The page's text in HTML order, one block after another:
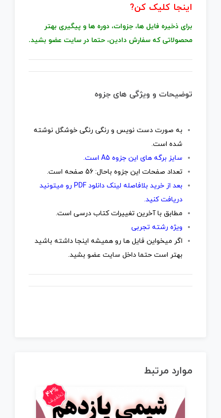
اینجا کلیک کن?
برای ذخیره فایل ها، جزوات، دوره ها و پیگیری بهتر
محصولاتی که سفارش دادین، حتما در سایت عضو بشید.
توضیحات و ویژگی های جزوه
به صورت دست نویس و رنگی رنگی خوشگل نوشته
شده است.
سایز برگه های این جزوه A5 است.
تعداد صفحات این جزوه باحال: 56 صفحه است.
بعد از خرید بلافاصله لینک دانلود PDF رو میتونید
دریافت کنید.
مطابق با آخرین تغییرات کتاب درسی است.
ویژه رشته تجربی
اگر میخواین فایل ها رو همیشه اینجا داشته باشید
بهتر است حتما داخل سایت عضو بشید.
موارد مرتبط
42%
تخفیف